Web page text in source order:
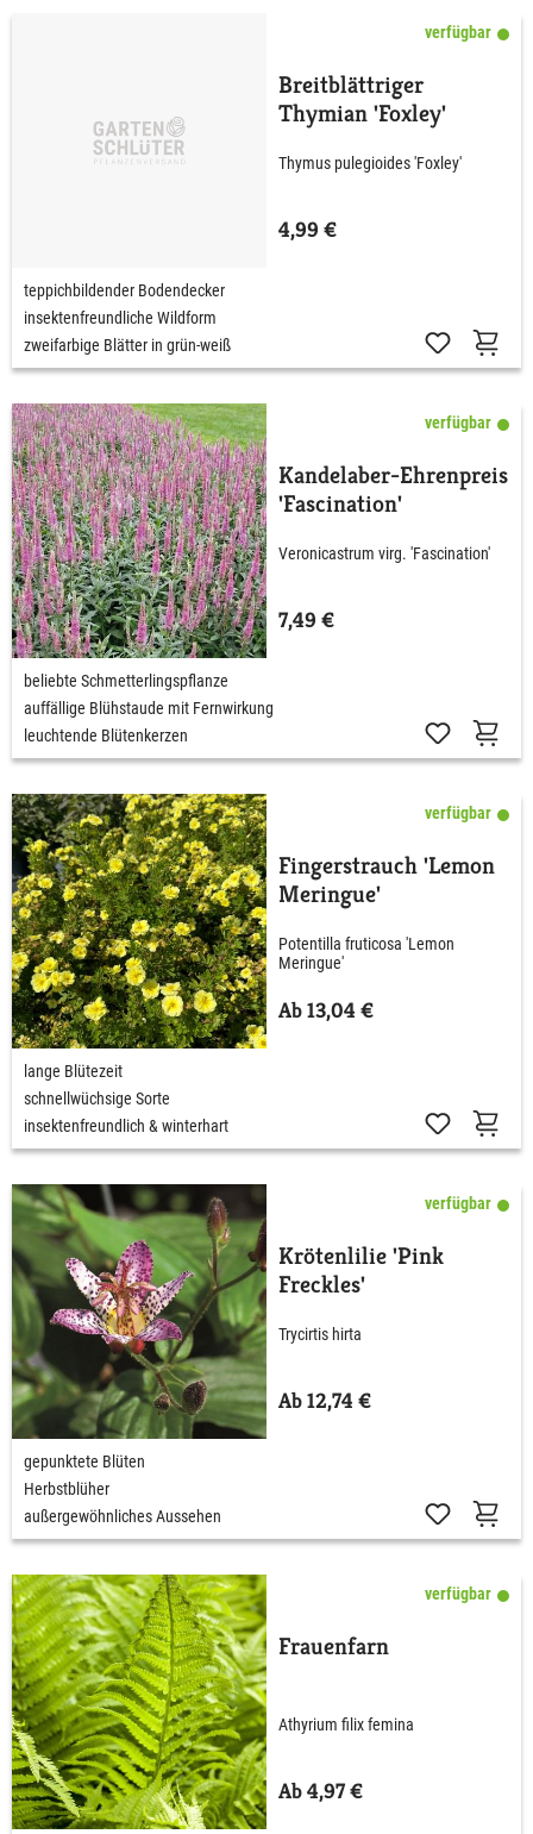
verfügbar
Breitblättriger
Thymian 'Foxley'
Thymus pulegioides 'Foxley'
4,99 €
teppichbildender Bodendecker
insektenfreundliche Wildform
zweifarbige Blätter in grün-weiß
verfügbar
Kandelaber-Ehrenpreis
'Fascination'
Veronicastrum virg. 'Fascination'
7,49 €
beliebte Schmetterlingspflanze
auffällige Blühstaude mit Fernwirkung
leuchtende Blütenkerzen
verfügbar
Fingerstrauch 'Lemon
Meringue'
Potentilla fruticosa 'Lemon
Meringue'
Ab 13,04 €
lange Blütezeit
schnellwüchsige Sorte
insektenfreundlich & winterhart
verfügbar
Krötenlilie 'Pink
Freckles'
Trycirtis hirta
Ab 12,74 €
gepunktete Blüten
Herbstblüher
außergewöhnliches Aussehen
verfügbar
Frauenfarn
Athyrium filix femina
Ab 4,97 €